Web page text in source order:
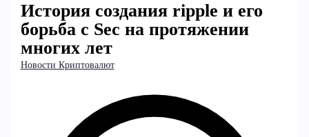
История создания ripple и его
борьба с Sec на протяжении
многих лет
Новости Криптовалют